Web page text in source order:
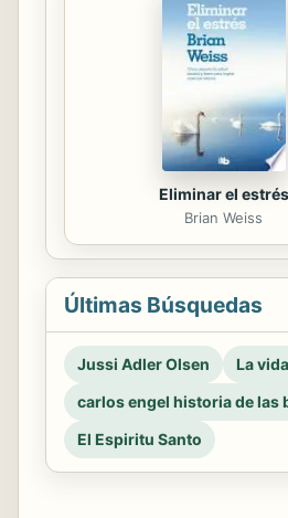
Eliminar el estrés
Brian Weiss
Últimas Búsquedas
Jussi Adler Olsen
La
carlos engel historia de las
El Espiritu Santo